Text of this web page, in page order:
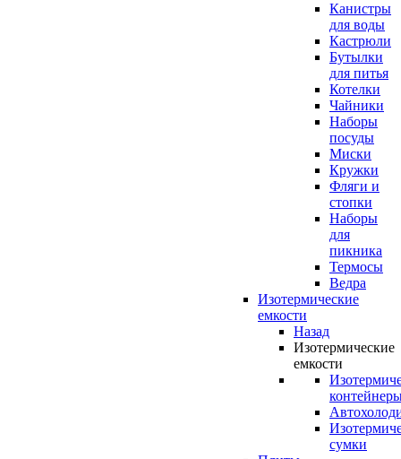
Канистры
для воды
Кастрюли
Бутылки
для питья
Котелки
Чайники
Наборы
посуды
Миски
Кружки
Фляги и
стопки
Наборы
для
пикника
Термосы
Ведра
Изотермические
емкости
Назад
Изотермические
емкости
сумки